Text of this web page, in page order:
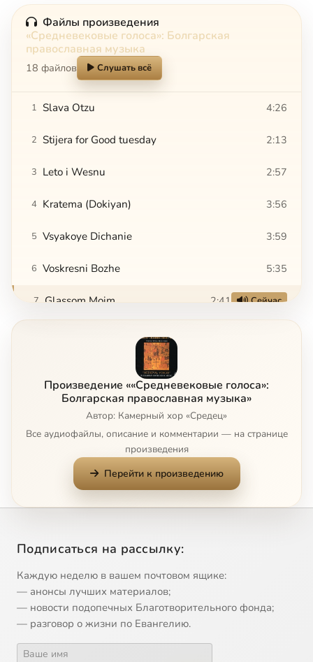
Файлы произведения
«Средневековые голоса»: Болгарская
православная музыка
18 файлов Слушать всё
1 Slava Otzu 4:26
2 Stijera for Good tuesday 2:13
3 Leto i Wesnu 2:57
4 Kratema (Dokiyan) 3:56
5 Vsyakoye Dichanie 3:59
6 Voskresni Bozhe 5:35
7 Glassom Moim 2:41 Сейчас
Dostoino Est (Neophit of Rila)
Slavoslovie
11 Svetisja 2:13
Bog Gospod
Blagoslovie Dushe Moya, Gos Podi
15 Cherubikon (Christov)
16 Rozhdestvo Tvoe
17 O Tebe Raduetsya
18 Elitzi vo Hrista Krestitesya (Morfov)
Произведение ««Средневековые голоса»:
Болгарская православная музыка»
Автор: Камерный хор «Средец»
Все аудиофайлы, описание и комментарии — на странице
произведения
Перейти к произведению
Подписаться на рассылку:
Каждую неделю в вашем почтовом ящике:
— анонсы лучших материалов;
— новости подопечных Благотворительного фонда;
— разговор о жизни по Евангелию.